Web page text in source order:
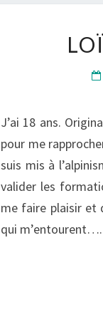
J’ai 18 ans.
pour me
suis mis à
valider les
me faire plaisir et
qui m’entourent….